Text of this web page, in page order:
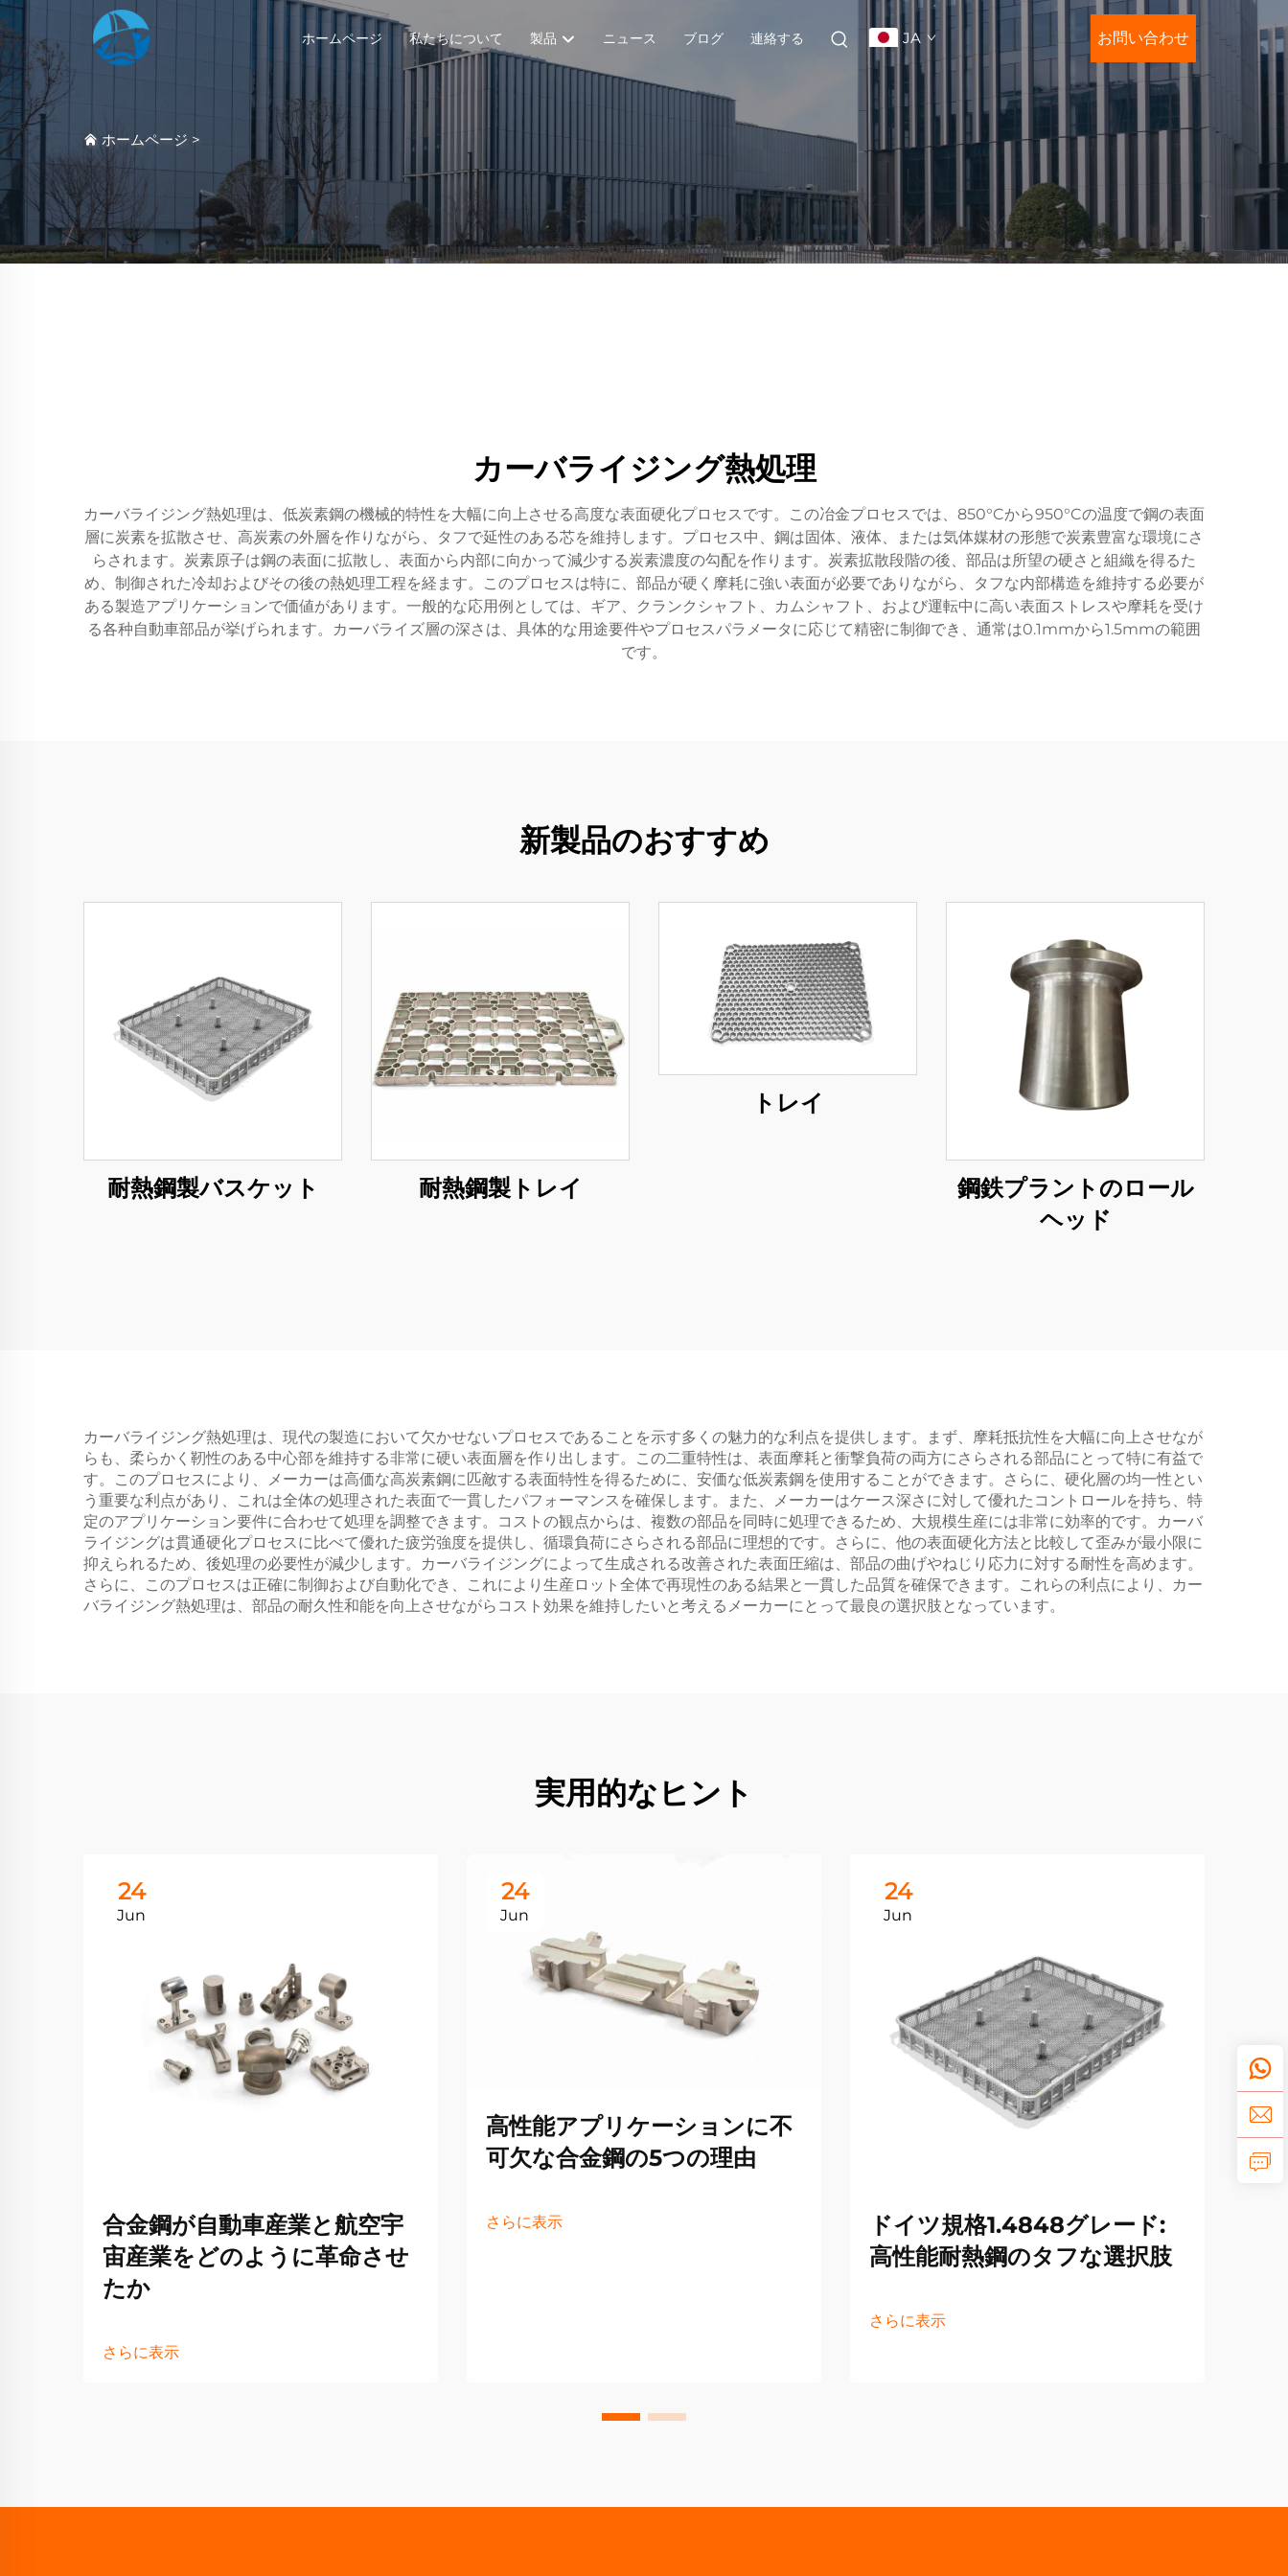
ホームページ 私たちについて 製品 ニュース ブログ 連絡する JA お問い合わせ
ホームページ >
カーバライジング熱処理
カーバライジング熱処理は、低炭素鋼の機械的特性を大幅に向上させる高度な表面硬化プロセスです。この冶金プロセスでは、850°Cから950°Cの温度で鋼の表面
層に炭素を拡散させ、高炭素の外層を作りながら、タフで延性のある芯を維持します。プロセス中、鋼は固体、液体、または気体媒材の形態で炭素豊富な環境にさ
らされます。炭素原子は鋼の表面に拡散し、表面から内部に向かって減少する炭素濃度の勾配を作ります。炭素拡散段階の後、部品は所望の硬さと組織を得るた
め、制御された冷却およびその後の熱処理工程を経ます。このプロセスは特に、部品が硬く摩耗に強い表面が必要でありながら、タフな内部構造を維持する必要が
ある製造アプリケーションで価値があります。一般的な応用例としては、ギア、クランクシャフト、カムシャフト、および運転中に高い表面ストレスや摩耗を受け
る各种自動車部品が挙げられます。カーバライズ層の深さは、具体的な用途要件やプロセスパラメータに応じて精密に制御でき、通常は0.1mmから1.5mmの範囲
です。
新製品のおすすめ
耐熱鋼製バスケット 耐熱鋼製トレイ
トレイ
鋼鉄プラントのロール
ヘッド
カーバライジング熱処理は、現代の製造において欠かせないプロセスであることを示す多くの魅力的な利点を提供します。まず、摩耗抵抗性を大幅に向上させなが
らも、柔らかく靭性のある中心部を維持する非常に硬い表面層を作り出します。この二重特性は、表面摩耗と衝撃負荷の両方にさらされる部品にとって特に有益で
す。このプロセスにより、メーカーは高価な高炭素鋼に匹敵する表面特性を得るために、安価な低炭素鋼を使用することができます。さらに、硬化層の均一性とい
う重要な利点があり、これは全体の処理された表面で一貫したパフォーマンスを確保します。また、メーカーはケース深さに対して優れたコントロールを持ち、特
定のアプリケーション要件に合わせて処理を調整できます。コストの観点からは、複数の部品を同時に処理できるため、大規模生産には非常に効率的です。カーバ
ライジングは貫通硬化プロセスに比べて優れた疲労強度を提供し、循環負荷にさらされる部品に理想的です。さらに、他の表面硬化方法と比較して歪みが最小限に
抑えられるため、後処理の必要性が減少します。カーバライジングによって生成される改善された表面圧縮は、部品の曲げやねじり応力に対する耐性を高めます。
さらに、このプロセスは正確に制御および自動化でき、これにより生産ロット全体で再現性のある結果と一貫した品質を確保できます。これらの利点により、カー
バライジング熱処理は、部品の耐久性和能を向上させながらコスト効果を維持したいと考えるメーカーにとって最良の選択肢となっています。
実用的なヒント
24
Jun
合金鋼が自動車産業と航空宇
宙産業をどのように革命させ
たか
さらに表示
24
Jun
高性能アプリケーションに不
可欠な合金鋼の5つの理由
さらに表示
24
Jun
ドイツ規格1.4848グレード:
高性能耐熱鋼のタフな選択肢
さらに表示